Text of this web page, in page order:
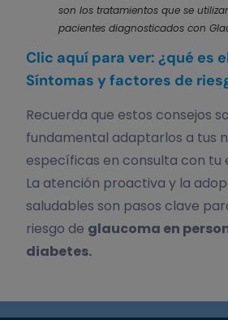
son los tratamientos que se
pacientes diagnosticados con
Clic aquí para ver: ¿qué es
Síntomas y factores de
Recuerda que estos consejos
fundamental adaptarlos a tus
específicas en consulta con tu
La atención proactiva y la
saludables son pasos clave
riesgo de glaucoma en
diabetes.